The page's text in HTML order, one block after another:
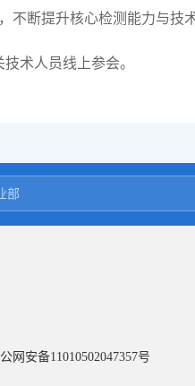
不断提升核心检测能力与技
术人员线上参会。
部
城乡规划院
网安备11010502047357号